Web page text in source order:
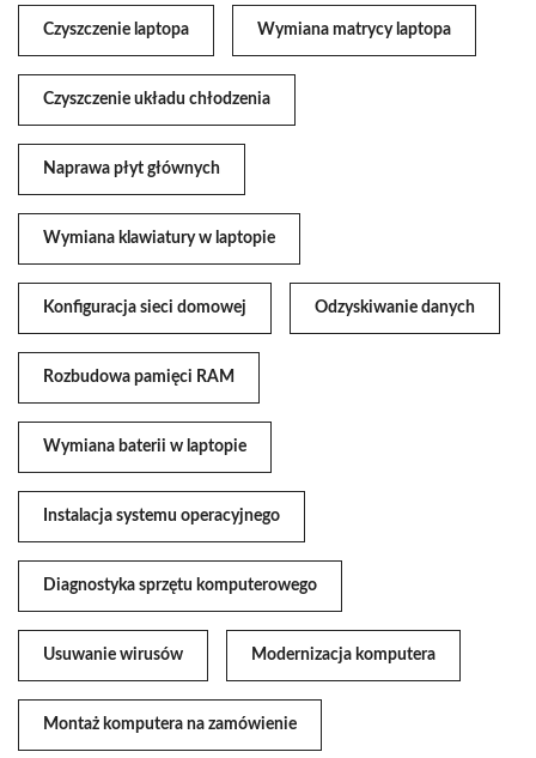
Czyszczenie laptopa Wymiana matrycy laptopa
Czyszczenie układu chłodzenia
Naprawa płyt głównych
Wymiana klawiatury w laptopie
Konfiguracja sieci domowej Odzyskiwanie danych
Rozbudowa pamięci RAM
Wymiana baterii w laptopie
Instalacja systemu operacyjnego
Diagnostyka sprzętu komputerowego
Usuwanie wirusów Modernizacja komputera
Montaż komputera na zamówienie